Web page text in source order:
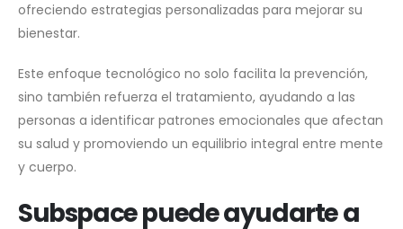
ofreciendo estrategias personalizadas para mejorar su
bienestar.
Este enfoque tecnológico no solo facilita la prevención,
sino también refuerza el tratamiento, ayudando a las
personas a identificar patrones emocionales que afectan
su salud y promoviendo un equilibrio integral entre mente
y cuerpo.
Subspace puede ayudarte a